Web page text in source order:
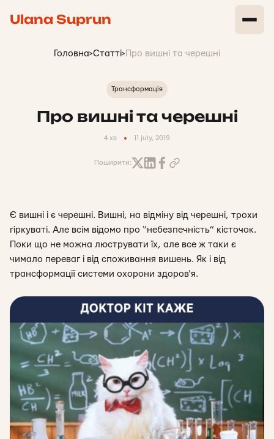
Ulana Suprun
Головна>Статті> Про вишні та черешні
Трансформація
Про вишні та черешні
4 хв 11 july, 2019
Поширити:
Є вишні і є черешні. Вишні, на відміну від черешні, трохи
гіркуваті. Але всім відомо про “небезпечність” кісточок.
Поки що не можна люструвати їх, але все ж таки є
чимало переваг і від споживання вишень. Як і від
трансформації системи охорони здоров‘я.